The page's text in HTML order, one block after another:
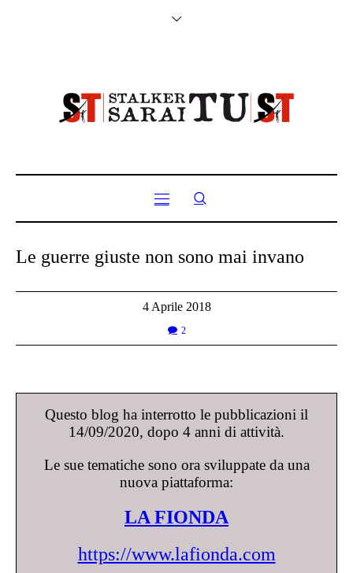
Le guerre giuste non sono mai invano
4 Aprile 2018
2
Questo blog ha interrotto le pubblicazioni il
14/09/2020, dopo 4 anni di attività.
Le sue tematiche sono ora sviluppate da una
nuova piattaforma:
LA FIONDA
https://www.lafionda.com